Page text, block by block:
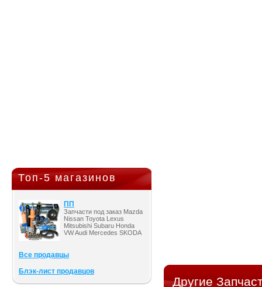
Топ-5 магазинов
ПП
Запчасти под заказ Mazda
Nissan Toyota Lexus
Mitsubishi Subaru Honda
VW Audi Mercedes SKODA
Все продавцы
Блэк-лист продавцов
Другие